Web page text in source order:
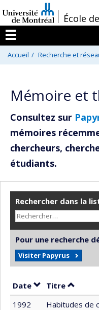
au
contenu
/École
Menu
Accueil Recherche et
Mémoire et
Consultez sur
mémoires
chercheurs,
étudiants.
Rechercher dans la
Pour une recherche
Visiter Papyrus
Date Trier par date
Titre Trier
1992
Habitudes de